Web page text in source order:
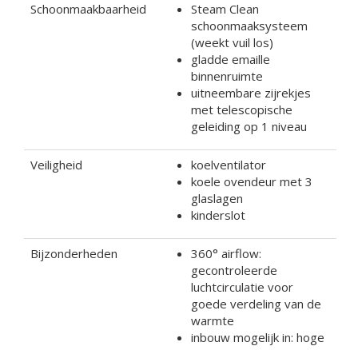
Schoonmaakbaarheid
Steam Clean
schoonmaaksysteem
(weekt vuil los)
gladde emaille
binnenruimte
uitneembare zijrekjes
met telescopische
geleiding op 1 niveau
Veiligheid
koelventilator
koele ovendeur met 3
glaslagen
kinderslot
Bijzonderheden
360° airflow:
gecontroleerde
luchtcirculatie voor
goede verdeling van de
warmte
inbouw mogelijk in: hoge